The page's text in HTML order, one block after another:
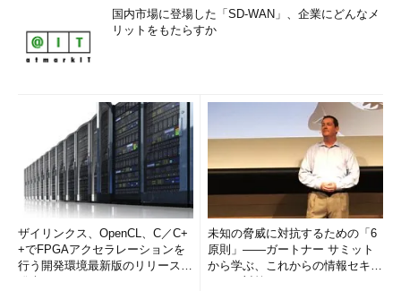
国内市場に登場した「SD-WAN」、企業にどんなメ
リットをもたらすか
ザイリンクス、OpenCL、C／C+
+でFPGAアクセラレーションを
行う開発環境最新版のリリースを
未知の脅威に対抗するための「6
原則」――ガートナー サミット
から学ぶ、これからの情報セキュ